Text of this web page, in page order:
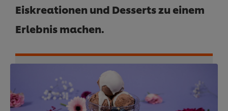
Eiskreationen und Desserts zu einem
Erlebnis machen.